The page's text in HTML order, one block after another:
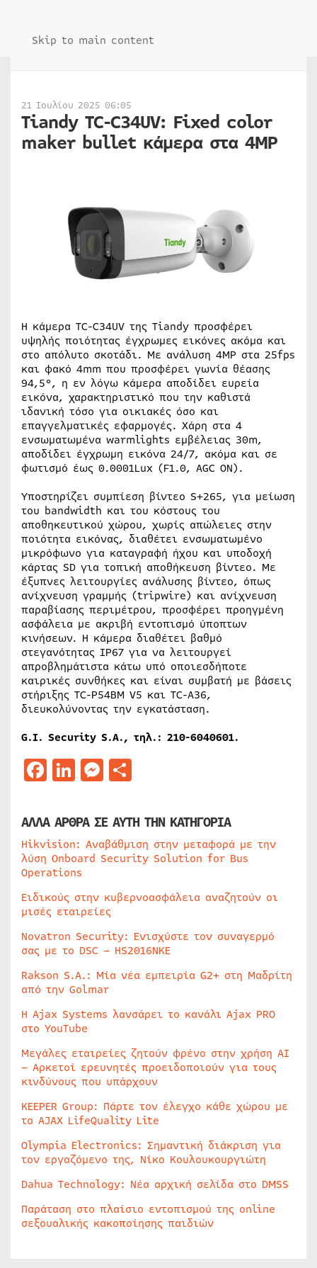
Skip to main content
21 Ιουλίου 2025 06:05
Tiandy TC-C34UV: Fixed color
maker bullet κάμερα στα 4MP
Η κάμερα TC-C34UV της Tiandy προσφέρει
υψηλής ποιότητας έγχρωμες εικόνες ακόμα και
στο απόλυτο σκοτάδι. Με ανάλυση 4MP στα 25fps
και φακό 4mm που προσφέρει γωνία θέασης
94,5°, η εν λόγω κάμερα αποδίδει ευρεία
εικόνα, χαρακτηριστικό που την καθιστά
ιδανική τόσο για οικιακές όσο και
επαγγελματικές εφαρμογές. Χάρη στα 4
ενσωματωμένα warmlights εμβέλειας 30m,
αποδίδει έγχρωμη εικόνα 24/7, ακόμα και σε
φωτισμό έως 0.0001Lux (F1.0, AGC ON).
Υποστηρίζει συμπίεση βίντεο S+265, για μείωση
του bandwidth και του κόστους του
αποθηκευτικού χώρου, χωρίς απώλειες στην
ποιότητα εικόνας, διαθέτει ενσωματωμένο
μικρόφωνο για καταγραφή ήχου και υποδοχή
κάρτας SD για τοπική αποθήκευση βίντεο. Με
έξυπνες λειτουργίες ανάλυσης βίντεο, όπως
ανίχνευση γραμμής (tripwire) και ανίχνευση
παραβίασης περιμέτρου, προσφέρει προηγμένη
ασφάλεια με ακριβή εντοπισμό ύποπτων
κινήσεων. Η κάμερα διαθέτει βαθμό
στεγανότητας IP67 για να λειτουργεί
απροβλημάτιστα κάτω υπό οποιεσδήποτε
καιρικές συνθήκες και είναι συμβατή με βάσεις
στήριξης TC-P54BM V5 και TC-A36,
διευκολύνοντας την εγκατάσταση.
G.I. Security S.A., τηλ.: 210-6040601.
Facebook
LinkedIn
Messenger
ΑΛΛΑ ΑΡΘΡΑ ΣΕ ΑΥΤΗ ΤΗΝ ΚΑΤΗΓΟΡΙΑ
Hikvision: Αναβάθμιση στην μεταφορά με την
λύση Onboard Security Solution for Bus
Operations
Ειδικούς στην κυβερνοασφάλεια αναζητούν οι
μισές εταιρείες
Novatron Security: Ενισχύστε τον συναγερμό
σας με το DSC – HS2016NKE
Rakson S.A.: Μία νέα εμπειρία G2+ στη Μαδρίτη
από την Golmar
Η Ajax Systems λανσάρει το κανάλι Ajax PRO
στο YouTube
Μεγάλες εταιρείες ζητούν φρένο στην χρήση AI
– Αρκετοί ερευνητές προειδοποιούν για τους
κινδύνους που υπάρχουν
KEEPER Group: Πάρτε τον έλεγχο κάθε χώρου με
το AJAX LifeQuality Lite
Olympia Electronics: Σημαντική διάκριση για
τον εργαζόμενο της, Νίκο Κουλουκουργιώτη
Dahua Technology: Νέα αρχική σελίδα στο DMSS
Παράταση στο πλαίσιο εντοπισμού της online
σεξουαλικής κακοποίησης παιδιών